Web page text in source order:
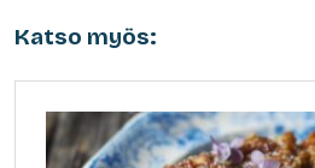
Katso myös: